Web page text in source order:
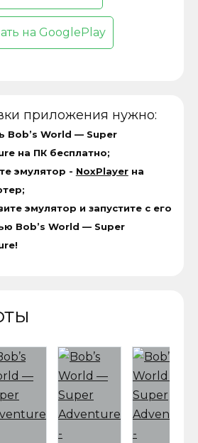
на GooglePlay
приложения нужно:
Bob’s World — Super
на ПК бесплатно;
эмулятор - NoxPlayerна
эмулятор и запустите с его
Bob’s World — Super